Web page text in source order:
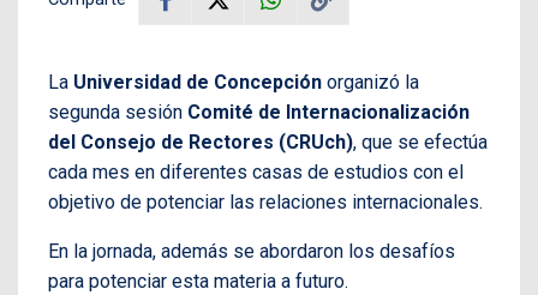
La Universidad de Concepción organizó la
segunda sesión Comité de Internacionalización
del Consejo de Rectores (CRUch), que se efectúa
cada mes en diferentes casas de estudios con el
objetivo de potenciar las relaciones internacionales.
En la jornada, además se abordaron los desafíos
para potenciar esta materia a futuro.